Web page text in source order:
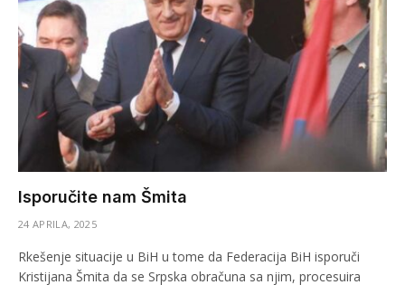
Isporučite nam Šmita
24 APRILA, 2025
Rkešenje situacije u BiH u tome da Federacija BiH isporuči
Kristijana Šmita da se Srpska obračuna sa njim, procesuira